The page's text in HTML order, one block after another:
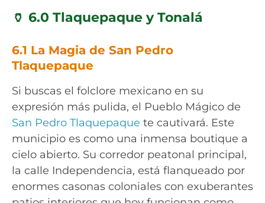
🏺 6.0 Tlaquepaque y Tonalá
6.1 La Magia de San Pedro
Tlaquepaque
Si buscas el folclore mexicano en su
expresión más pulida, el Pueblo Mágico de
San Pedro Tlaquepaque te cautivará. Este
municipio es como una inmensa boutique a
cielo abierto. Su corredor peatonal principal,
la calle Independencia, está flanqueado por
enormes casonas coloniales con exuberantes